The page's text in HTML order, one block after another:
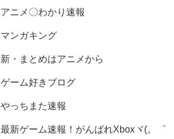
アニメ〇わかり速報
マンガキング
新・まとめはアニメから
ゲーム好きブログ
やっちまた速報
最新ゲーム速報！がんばれXboxヾ(。゜